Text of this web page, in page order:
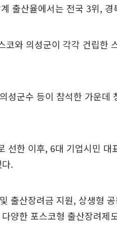
출산율에서는 전국 3위,
코와 의성군이 각각 건립한
성군수 등이 참석한 가운데
선한 이후, 6대 기업시민 대
.
출산장려금 지원, 상생형
양한 포스코형 출산장려제